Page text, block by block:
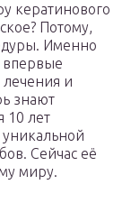
кератинового
Потому,
Именно
впервые
лечения и
знают
10 лет
Сейчас её
миру.